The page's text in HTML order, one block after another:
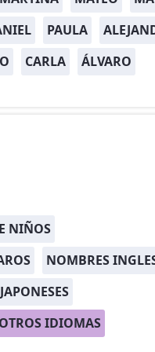
PAULA
CARLA ÁLVARO
NIÑOS
NOMBRES
IDIOMAS